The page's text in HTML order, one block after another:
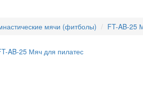
мячи (фитболы) FT-AB-25